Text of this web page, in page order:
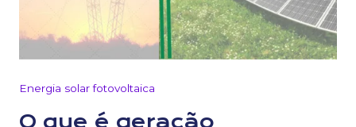
Energia solar fotovoltaica
O que é geração